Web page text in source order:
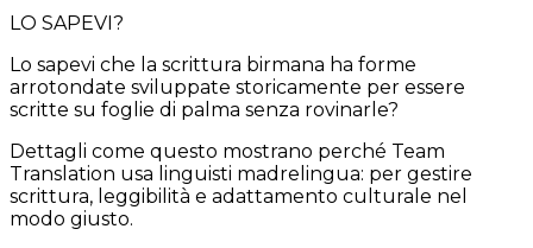
LO SAPEVI?
Lo sapevi che la scrittura birmana ha forme
arrotondate sviluppate storicamente per essere
scritte su foglie di palma senza rovinarle?
Dettagli come questo mostrano perché Team
Translation usa linguisti madrelingua: per gestire
scrittura, leggibilità e adattamento culturale nel
modo giusto.